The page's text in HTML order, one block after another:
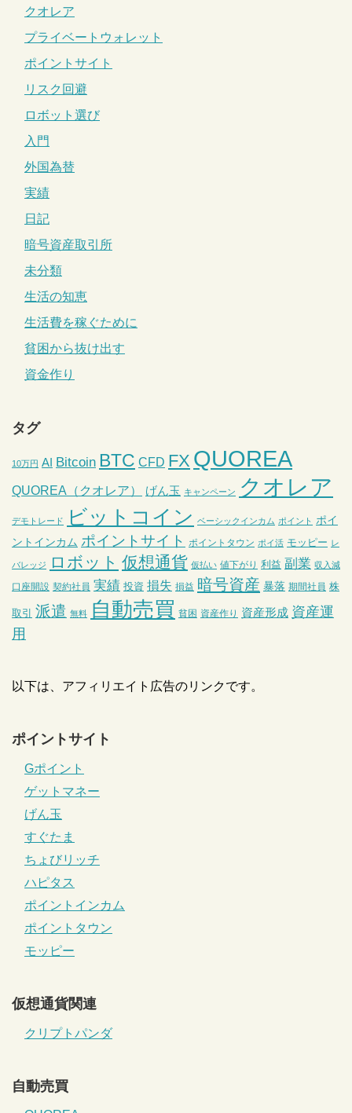
クオレア
プライベートウォレット
ポイントサイト
リスク回避
ロボット選び
入門
外国為替
実績
日記
暗号資産取引所
未分類
生活の知恵
生活費を稼ぐために
貧困から抜け出す
資金作り
タグ
10万円 AI Bitcoin BTC CFD FX QUOREA
QUOREA（クオレア） げん玉 キャンペーン クオレア
デモトレード ビットコイン ベーシックインカム ポイント ポイ
ントインカム ポイントサイト ポイントタウン ポイ活 モッピー レ
バレッジ ロボット 仮想通貨 仮払い 値下がり 利益 副業 収入減
口座開設 契約社員 実績 投資 損失 損益 暗号資産 暴落 期間社員 株
取引 派遣 無料 自動売買 貧困 資産作り 資産形成 資産運
用
以下は、アフィリエイト広告のリンクです。
ポイントサイト
Gポイント
ゲットマネー
げん玉
すぐたま
ちょびリッチ
ハピタス
ポイントインカム
ポイントタウン
モッピー
仮想通貨関連
クリプトパンダ
自動売買